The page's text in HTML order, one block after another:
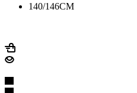
140/146CM